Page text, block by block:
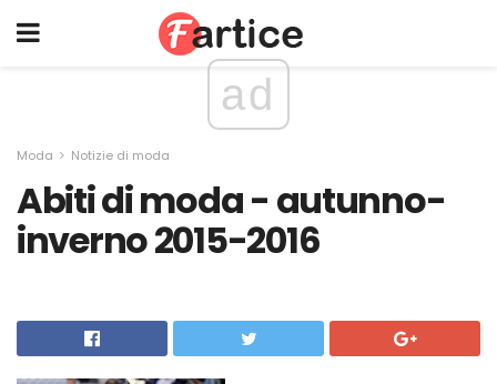
ad
Moda Notizie di moda
Abiti di moda - autunno-
inverno 2015-2016